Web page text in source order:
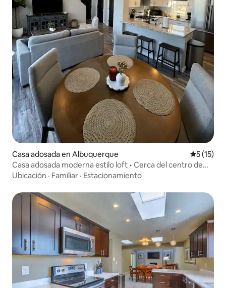
Casa adosada en Albuquerque
5 (15)
Casa adosada moderna estilo loft • Cerca del centro de
ABQ
Ubicación · Familiar · Estacionamiento